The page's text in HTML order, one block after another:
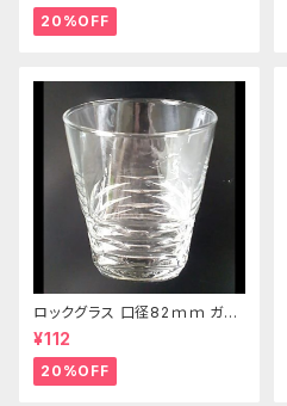
20%OFF
ロックグラス 口径82ｍｍ ガラ
ス製 250cc
¥112
20%OFF